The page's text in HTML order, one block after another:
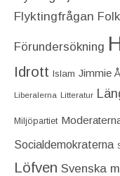
Flyktingfrågan
Förundersökning
Idrott Islam Jimmie
Liberalerna Litteratur
Miljöpartiet
Socialdemokraterna
Löfven Svenska